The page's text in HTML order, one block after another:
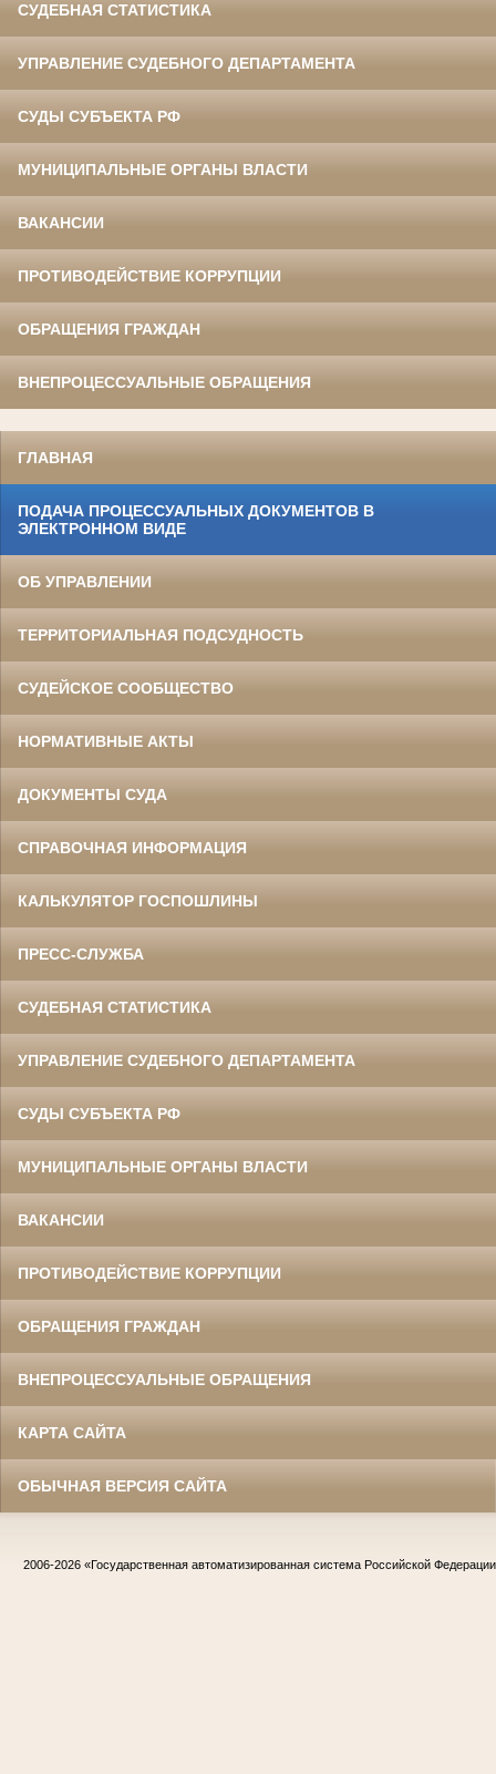
СУДЕБНАЯ СТАТИСТИКА
УПРАВЛЕНИЕ СУДЕБНОГО ДЕПАРТАМЕНТА
СУДЫ СУБЪЕКТА РФ
МУНИЦИПАЛЬНЫЕ ОРГАНЫ ВЛАСТИ
ВАКАНСИИ
ПРОТИВОДЕЙСТВИЕ КОРРУПЦИИ
ОБРАЩЕНИЯ ГРАЖДАН
ВНЕПРОЦЕССУАЛЬНЫЕ ОБРАЩЕНИЯ
ГЛАВНАЯ
ПОДАЧА ПРОЦЕССУАЛЬНЫХ ДОКУМЕНТОВ В
ЭЛЕКТРОННОМ ВИДЕ
ОБ УПРАВЛЕНИИ
ТЕРРИТОРИАЛЬНАЯ ПОДСУДНОСТЬ
СУДЕЙСКОЕ СООБЩЕСТВО
НОРМАТИВНЫЕ АКТЫ
ДОКУМЕНТЫ СУДА
СПРАВОЧНАЯ ИНФОРМАЦИЯ
КАЛЬКУЛЯТОР ГОСПОШЛИНЫ
ПРЕСС-СЛУЖБА
СУДЕБНАЯ СТАТИСТИКА
УПРАВЛЕНИЕ СУДЕБНОГО ДЕПАРТАМЕНТА
СУДЫ СУБЪЕКТА РФ
МУНИЦИПАЛЬНЫЕ ОРГАНЫ ВЛАСТИ
ВАКАНСИИ
ПРОТИВОДЕЙСТВИЕ КОРРУПЦИИ
ОБРАЩЕНИЯ ГРАЖДАН
ВНЕПРОЦЕССУАЛЬНЫЕ ОБРАЩЕНИЯ
КАРТА САЙТА
ОБЫЧНАЯ ВЕРСИЯ САЙТА
2006-2026 «Государственная автоматизированная система Российской